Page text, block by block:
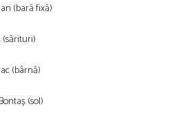
(bară fixă)
(sărituri)
(bârnă)
(sol)